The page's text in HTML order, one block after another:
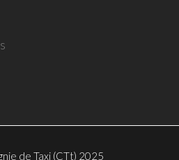
de Taxi (CTt) 2025